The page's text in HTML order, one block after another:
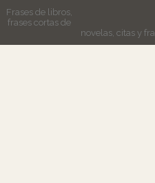
Frases de libros,
frases cortas de
novelas, citas y